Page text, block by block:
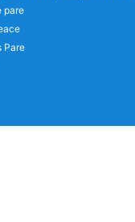
pare
Pare